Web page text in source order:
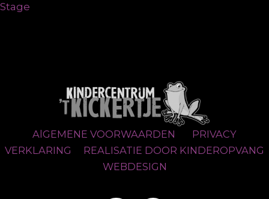
Stage
AlGEMENE VOORWAARDEN
PRIVACY
VERKLARING
REALISATIE DOOR KINDEROPVANG
WEBDESIGN